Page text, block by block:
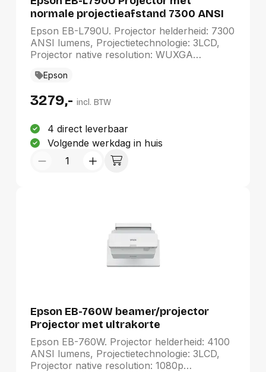
normale projectieafstand 7300 ANSI
lumens 3LCD WUXGA (1920x1200) Wit
Epson EB-L790U. Projector helderheid: 7300
ANSI lumens, Projectietechnologie: 3LCD,
Projector native resolution: WUXGA
Levensduur van de lichtbron: 30000 uur,
(besparingsmodus): 20000 uur. Focus: Auto,
2.2:1. Ondersteunde grafische resoluties:
1920 x 1200 (WUXGA). Geluidsniveau: 25 dB
Epson
3279,- incl. BTW
4 direct leverbaar
Volgende werkdag in huis
Epson EB-760W beamer/projector
Projector met ultrakorte
projectieafstand 4100 ANSI lumens
3LCD 1080p (1920x1080) Wit
Epson EB-760W. Projector helderheid: 4100
ANSI lumens, Projectietechnologie: 3LCD,
Projector native resolution: 1080p